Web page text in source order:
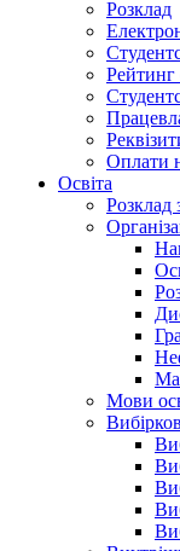
Розклад
Рейтинг
Оплати
Освіта
Розклад
Мови